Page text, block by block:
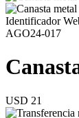
Identificador
AGO24-017
USD 21